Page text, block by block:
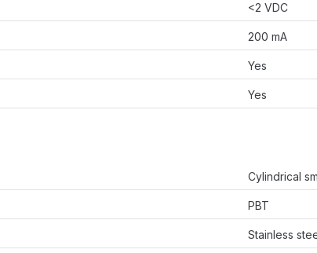
<2 VDC
200 mA
Yes
Yes
Cylindrical
PBT
Stainless